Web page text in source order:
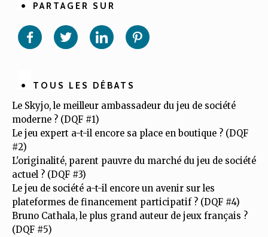
PARTAGER SUR
Partager
sur
Partager
sur sur
TOUS LES DÉBATS
Le Skyjo, le meilleur ambassadeur du jeu de société
moderne ? (DQF #1)
Le jeu expert a-t-il encore sa place en boutique ? (DQF
#2)
L'originalité, parent pauvre du marché du jeu de société
actuel ? (DQF #3)
Le jeu de société a-t-il encore un avenir sur les
plateformes de financement participatif ? (DQF #4)
Bruno Cathala, le plus grand auteur de jeux français ?
(DQF #5)